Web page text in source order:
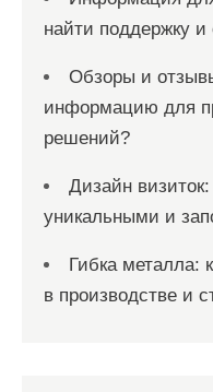
найти поддержку и
Обзоры и
информацию для
решений?
Дизайн
уникальными и
Гибка металла:
в производстве и